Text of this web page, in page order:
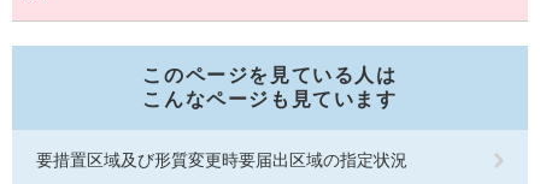
このページを見ている人は
こんなページも見ています
要措置区域及び形質変更時要届出区域の指定状況